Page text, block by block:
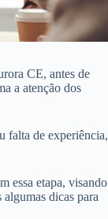
CE, antes de
a atenção dos
falta de experiência,
essa etapa, visando
dicas para